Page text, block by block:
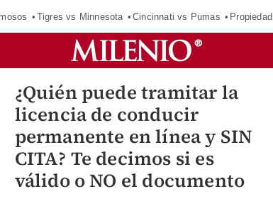
Tigres vs Minnesota Cincinnati vs Pumas Propiedad
¿Quién puede tramitar la
licencia de conducir
permanente en línea y SIN
CITA? Te decimos si es
válido o NO el documento